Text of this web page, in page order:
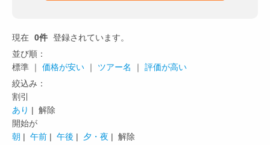
現在 0件 登録されています。
並び順：
標準 ｜ 価格が安い ｜ ツアー名 ｜ 評価が高い
絞込み：
割引
あり | 解除
開始が
朝 | 午前 | 午後 | 夕・夜 | 解除